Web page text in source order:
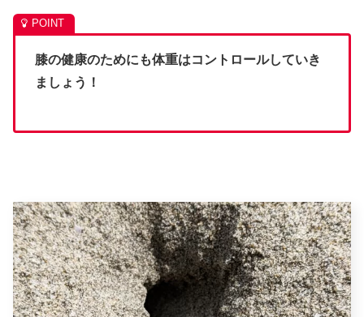
膝の健康のためにも体重はコントロールしていき
ましょう！